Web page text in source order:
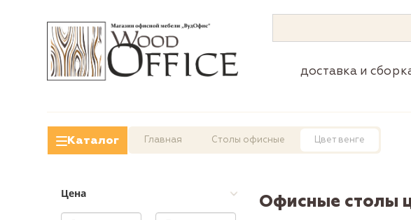
доставка и
Каталог Главная Столы офисные Цвет венге
Цена Офисные столы